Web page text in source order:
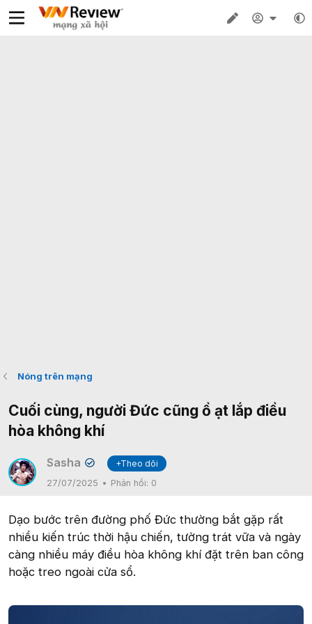
Nóng trên mạng
Cuối cùng, người Đức cũng ồ ạt lắp điều
hòa không khí
Sasha ✔
+Theo dõi
27/07/2025
Phản hồi: 0
Dạo bước trên đường phố Đức thường bắt gặp rất
nhiều kiến trúc thời hậu chiến, tường trát vữa và ngày
càng nhiều máy điều hòa không khí đặt trên ban công
hoặc treo ngoài cửa sổ.